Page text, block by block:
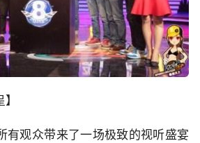
有观众带来了一场极致的视听盛宴